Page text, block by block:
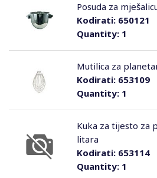
Quantity:1
Kodirati:650121
Posuda za
Quantity:1
Kodirati:653109
Mutilica za
Quantity:1
Kodirati:653114
Kuka za tijesto za
litara